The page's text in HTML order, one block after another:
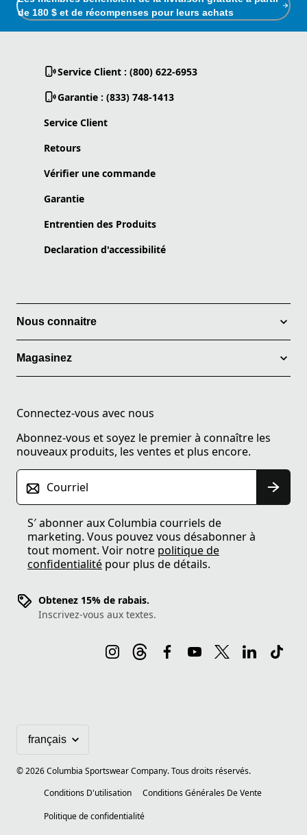
de 180 $ et de récompenses pour leurs achats
Service Client : (800) 622-6953
Garantie : (833) 748-1413
Service Client
Retours
Vérifier une commande
Garantie
Entrentien des Produits
Declaration d'accessibilité
Nous connaitre
Magasinez
Connectez-vous avec nous
Abonnez-vous et soyez le premier à connaître les
nouveaux produits, les ventes et plus encore.
Courriel
S′ abonner aux Columbia courriels de
marketing. Vous pouvez vous désabonner à
tout moment. Voir notre politique de
confidentialité pour plus de détails.
Obtenez 15% de rabais.
Inscrivez-vous aux textes.
©2026Columbia Sportswear Company. Tous droits réservés.
Conditions D'utilisation
Conditions Générales De Vente
Politique de confidentialité